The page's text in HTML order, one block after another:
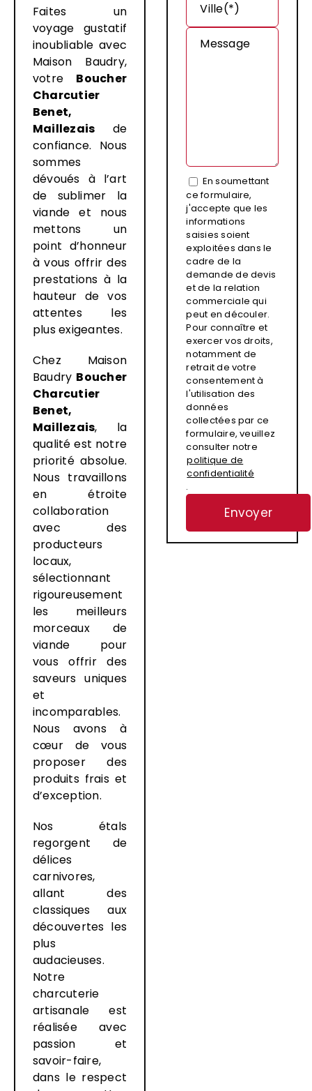
Faites un
voyage gustatif
inoubliable avec
Maison Baudry,
votre Boucher
Charcutier
Benet,
Maillezais
de
confiance. Nous
sommes
dévoués à l’art
de sublimer la
viande et nous
mettons un
point d’honneur
à vous offrir des
prestations à la
hauteur de vos
attentes les
plus exigeantes.
Chez Maison
Baudry Boucher
Charcutier
Benet,
Maillezais, la
qualité est notre
priorité absolue.
Nous travaillons
en étroite
collaboration
avec des
producteurs
locaux,
sélectionnant
rigoureusement
les meilleurs
morceaux de
viande pour
vous offrir des
saveurs uniques
et
incomparables.
Nous avons à
cœur de vous
proposer des
produits frais et
d’exception.
Nos étals
regorgent de
délices
carnivores,
allant des
classiques aux
découvertes les
plus
audacieuses.
Notre
charcuterie
artisanale est
réalisée avec
passion et
savoir-faire,
dans le respect
Ville(*)
Message
En soumettant
ce formulaire,
j'accepte que les
informations
saisies soient
exploitées dans le
cadre de la
demande de devis
et de la relation
commerciale qui
peut en découler.
Pour connaître et
exercer vos droits,
notamment de
retrait de votre
consentement à
l'utilisation des
données
collectées par ce
formulaire, veuillez
consulter notre
politique de
confidentialité
.